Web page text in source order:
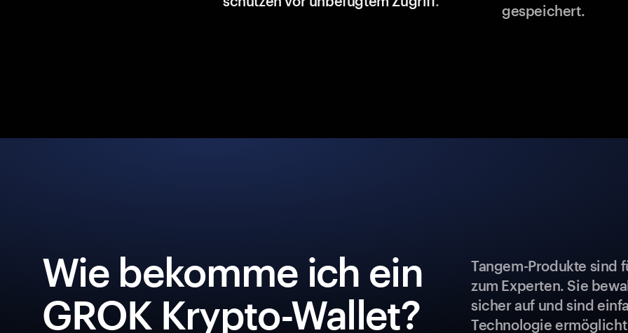
gespeichert.
Wie bekomme ich ein
GROK Krypto-Wallet?
Tangem-Produkte sind
zum Experten. Sie
sicher auf und sind
Technologie